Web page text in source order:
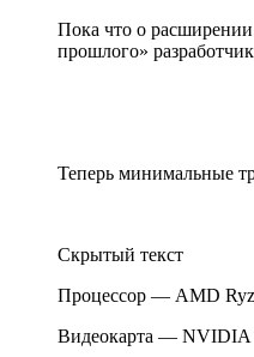
Пока что о расширении
прошлого»
Теперь минимальные
Скрытый текст
Процессор — AMD
Видеокарта — NVIDIA